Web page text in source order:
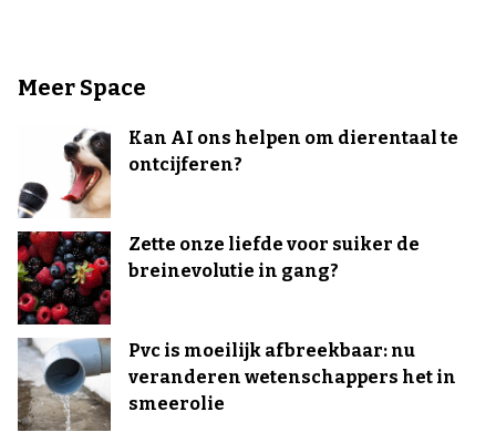
Meer Space
Kan AI ons helpen om dierentaal te
ontcijferen?
Zette onze liefde voor suiker de
breinevolutie in gang?
Pvc is moeilijk afbreekbaar: nu
veranderen wetenschappers het in
smeerolie